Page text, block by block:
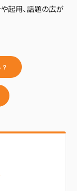
起用、話題の広が